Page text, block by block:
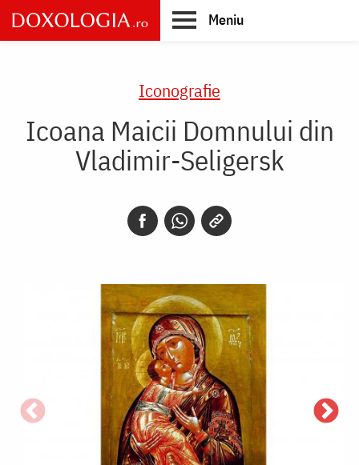
Skip
to
main
Meniu
Iconografie
Icoana Maicii Domnului din
Vladimir-Seligersk